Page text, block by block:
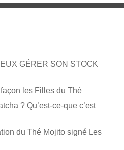
GÉRER SON STOCK
les Filles du Thé
? Qu’est-ce-que c’est
du Thé Mojito signé Les